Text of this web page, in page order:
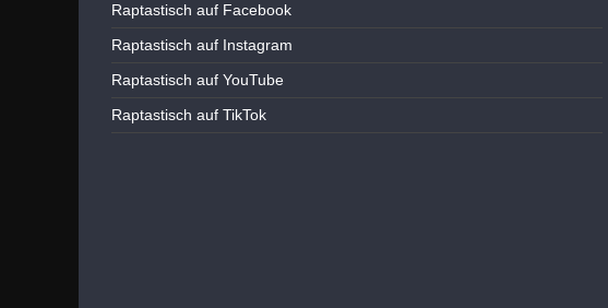
Raptastisch auf Facebook
Raptastisch auf Instagram
Raptastisch auf YouTube
Raptastisch auf TikTok